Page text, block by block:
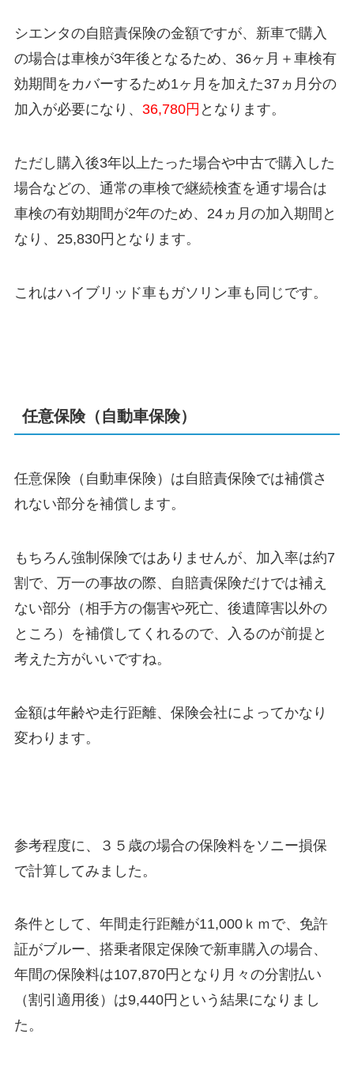
シエンタの自賠責保険の金額ですが、 新車で購入
の場合は車検が3年後となるため、36ヶ月＋車検有
効期間をカバーするため1ヶ月を加えた37ヵ月分の
加入 が必要になり、 36,780円 となります。
ただし購入後3年以上たった場合や中古で購入した
場合などの、通常の車検で継続検査を通す場合は
車検の有効期間が2年のため、 24ヵ月の加入期間と
なり、25,830円となります。
これはハイブリッド車もガソリン車も同じです。
任意保険（自動車保険）
任意保険（自動車保険）は自賠責保険では補償さ
れない部分を補償します。
もちろん強制保険ではありませんが、加入率は約7
割で、万一の事故の際、自賠責保険だけでは補え
ない部分（相手方の傷害や死亡、後遺障害以外の
ところ）を補償してくれるので、入るのが前提と
考えた方がいいですね。
金額は年齢や走行距離、保険会社によってかなり
変わります。
参考程度に、３５歳の場合の保険料をソニー損保
で計算してみました。
条件として、年間走行距離が11,000ｋｍで、免許
証がブルー、搭乗者限定保険で新車購入の場合、
年間の保険料は107,870円となり月々の分割払い
（割引適用後）は9,440円という結果になりまし
た。